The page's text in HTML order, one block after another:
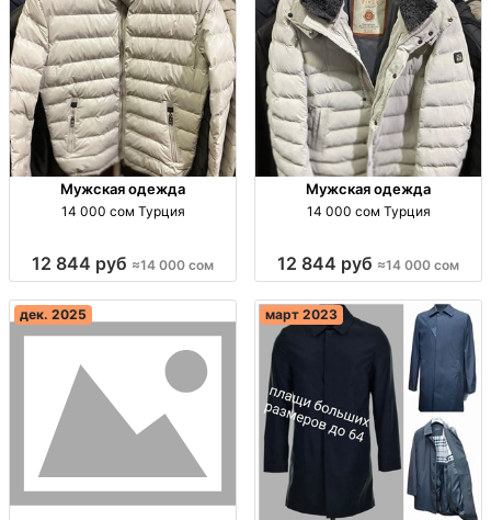
Мужская одежда
14 000 сом Турция
12 844 руб ≈14 000 сом
Мужская одежда
14 000 сом Турция
12 844 руб ≈14 000 сом
дек. 2025 март 2023